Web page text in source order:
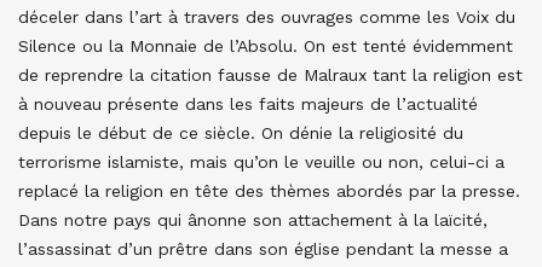
déceler dans l’art à travers des ouvrages comme les Voix du
Silence ou la Monnaie de l’Absolu. On est tenté évidemment
de reprendre la citation fausse de Malraux tant la religion est
à nouveau présente dans les faits majeurs de l’actualité
depuis le début de ce siècle. On dénie la religiosité du
terrorisme islamiste, mais qu’on le veuille ou non, celui-ci a
replacé la religion en tête des thèmes abordés par la presse.
Dans notre pays qui ânonne son attachement à la laïcité,
l’assassinat d’un prêtre dans son église pendant la messe a